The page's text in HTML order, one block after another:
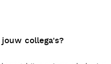
collega's?